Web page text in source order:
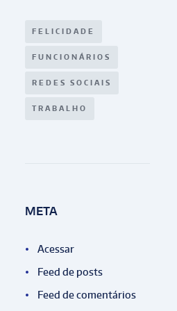
FELICIDADE
FUNCIONÁRIOS
REDES SOCIAIS
TRABALHO
META
Acessar
Feed de posts
Feed de comentários